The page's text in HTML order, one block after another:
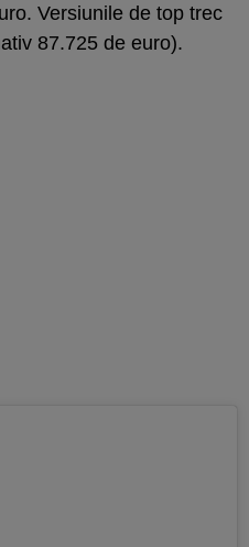
Versiunile de top trec
87.725 de euro).